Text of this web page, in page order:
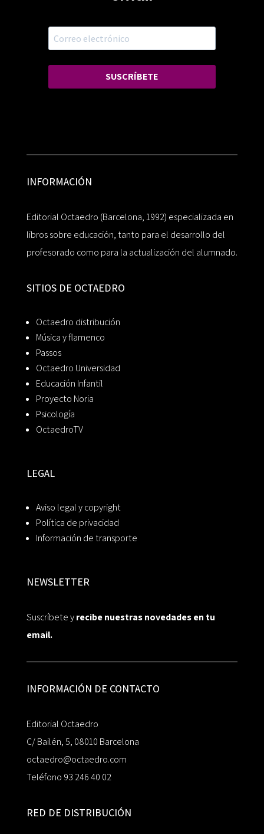
SUSCRÍBETE
INFORMACIÓN
Editorial Octaedro (Barcelona, 1992) especializada en
libros sobre educación, tanto para el desarrollo del
profesorado como para la actualización del alumnado.
SITIOS DE OCTAEDRO
Octaedro distribución
Música y flamenco
Passos
Octaedro Universidad
Educación Infantil
Proyecto Noria
Psicología
OctaedroTV
LEGAL
Aviso legal y copyright
Política de privacidad
Información de transporte
NEWSLETTER
Suscríbete yrecibe nuestras novedades en tu
email.
INFORMACIÓN DE CONTACTO
Editorial Octaedro
C/ Bailén, 5, 08010 Barcelona
octaedro@octaedro.com
Teléfono 93 246 40 02
RED DE DISTRIBUCIÓN